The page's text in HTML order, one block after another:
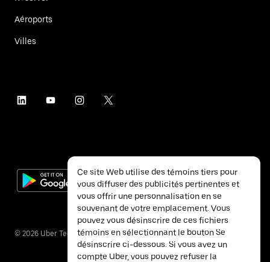
Aéroports
Villes
© 2026 Uber Technologies inc.
Ce site Web utilise des témoins tiers pour
vous diffuser des publicités pertinentes et
vous offrir une personnalisation en se
souvenant de votre emplacement. Vous
pouvez vous désinscrire de ces fichiers
témoins en sélectionnant le bouton Se
désinscrire ci-dessous. Si vous avez un
compte Uber, vous pouvez refuser la